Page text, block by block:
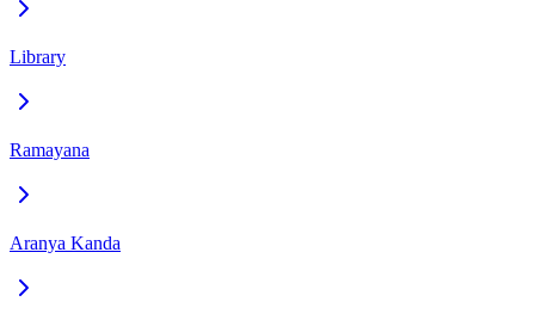
Library
Ramayana
Aranya Kanda